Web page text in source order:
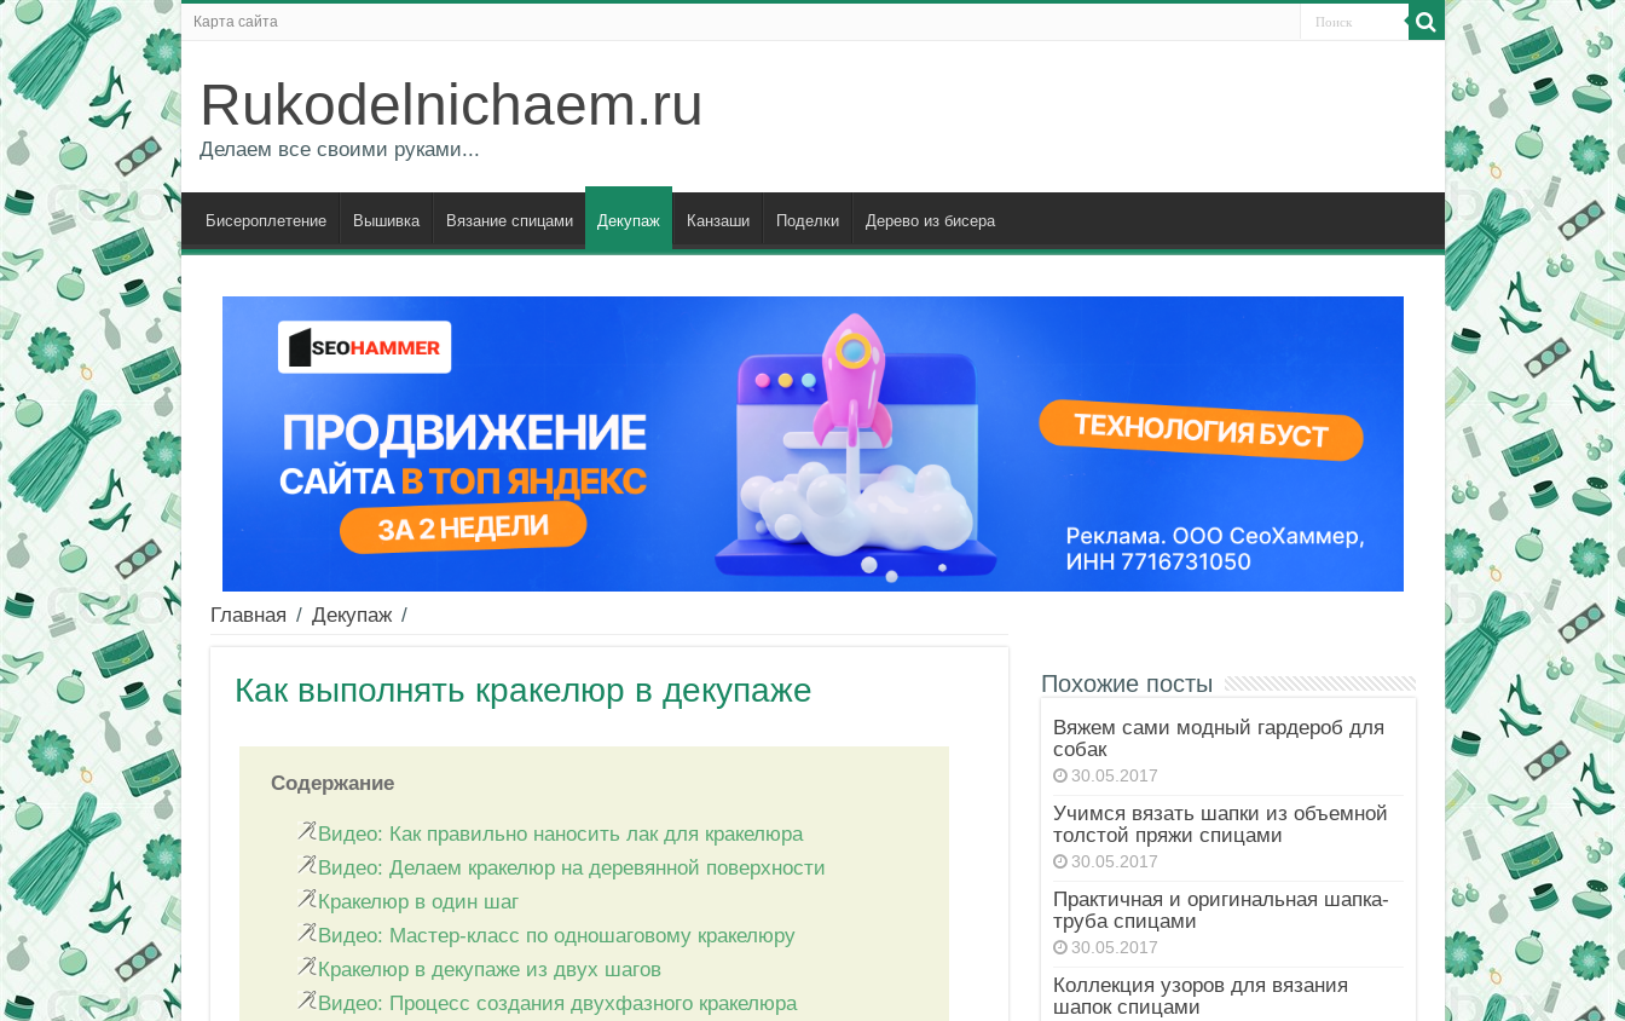
Карта сайта
Rukodelnichaem.ru
Делаем все своими руками...
Бисероплетение Вышивка Вязание спицами Декупаж Канзаши Поделки Дерево из бисера
Главная / Декупаж /
Как выполнять кракелюр в декупаже
Содержание
Видео: Как правильно наносить лак для кракелюра
Видео: Делаем кракелюр на деревянной поверхности
Кракелюр в один шаг
Видео: Мастер-класс по одношаговому кракелюру
Кракелюр в декупаже из двух шагов
Видео: Процесс создания двухфазного кракелюра
Похожие посты
Вяжем сами модный гардероб для
собак
30.05.2017
Учимся вязать шапки из объемной
толстой пряжи спицами
30.05.2017
Практичная и оригинальная шапка-
труба спицами
30.05.2017
Коллекция узоров для вязания
шапок спицами